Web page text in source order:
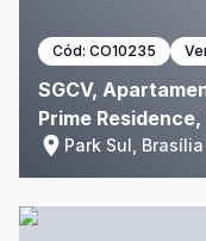
Cód: CO10235
SGCV,
Prime Residence,
Park Sul,